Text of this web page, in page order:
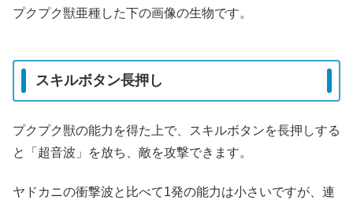
プクプク獣亜種した下の画像の生物です。
スキルボタン長押し
プクプク獣の能力を得た上で、スキルボタンを長押しする
と「超音波」を放ち、敵を攻撃できます。
ヤドカニの衝撃波と比べて1発の能力は小さいですが、連